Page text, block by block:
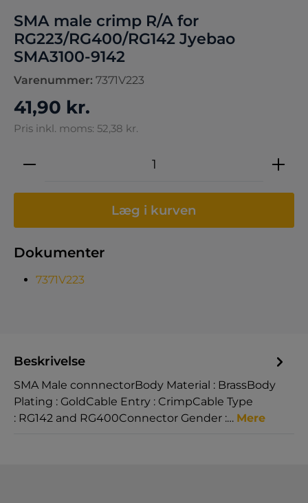
Varenummer: 7371V223
SMA male crimp R/A for
RG223/RG400/RG142 Jyebao
SMA3100-9142
41,90 kr.
Pris inkl. moms: 52,38 kr.
Produktmængde: Indtast den
Læg i kurven
Dokumenter
7371V223
Beskrivelse
SMA Male connnectorBody Material : BrassBody
Plating : GoldCable Entry : CrimpCable Type
: RG142 and RG400Connector Gender :… Mere